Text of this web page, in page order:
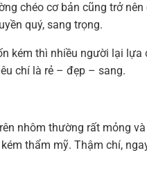
chéo cơ bản cũng trở
quý, sang trọng.
kém thì nhiều người lại
chí là rẻ – đẹp – sang.
nhôm thường rất mỏng
thẩm mỹ. Thậm chí,